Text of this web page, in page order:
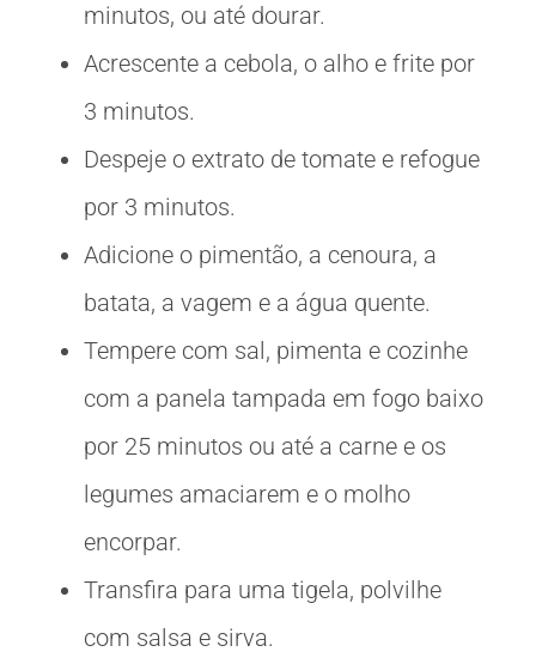
minutos, ou até dourar.
Acrescente a cebola, o alho e frite por
3 minutos.
Despeje o extrato de tomate e refogue
por 3 minutos.
Adicione o pimentão, a cenoura, a
batata, a vagem e a água quente.
Tempere com sal, pimenta e cozinhe
com a panela tampada em fogo baixo
por 25 minutos ou até a carne e os
legumes amaciarem e o molho
encorpar.
Transfira para uma tigela, polvilhe
com salsa e sirva.